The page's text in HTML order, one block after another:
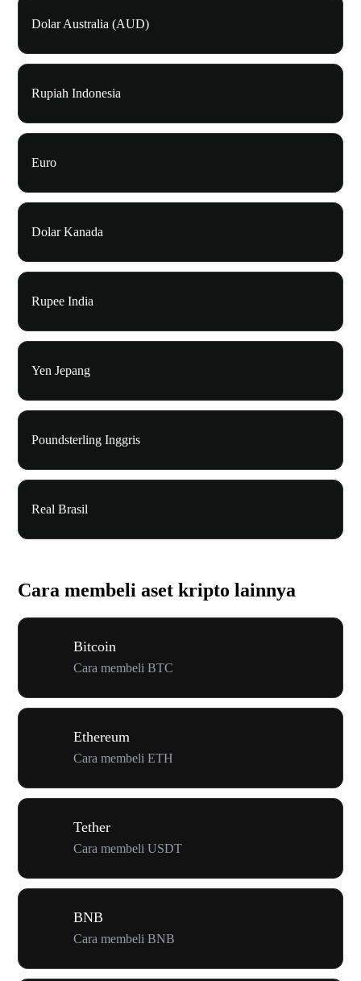
Dolar Australia (AUD)
Rupiah Indonesia
Euro
Dolar Kanada
Rupee India
Yen Jepang
Poundsterling Inggris
Real Brasil
Cara membeli aset kripto lainnya
Bitcoin
Cara membeli BTC
Ethereum
Cara membeli ETH
Tether
Cara membeli USDT
BNB
Cara membeli BNB